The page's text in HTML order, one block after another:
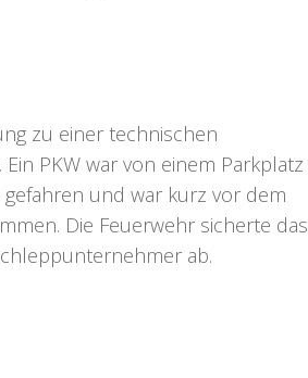
zu einer technischen
PKW war von einem Parkplatz
und war kurz vor dem
Die Feuerwehr sicherte das
ab.